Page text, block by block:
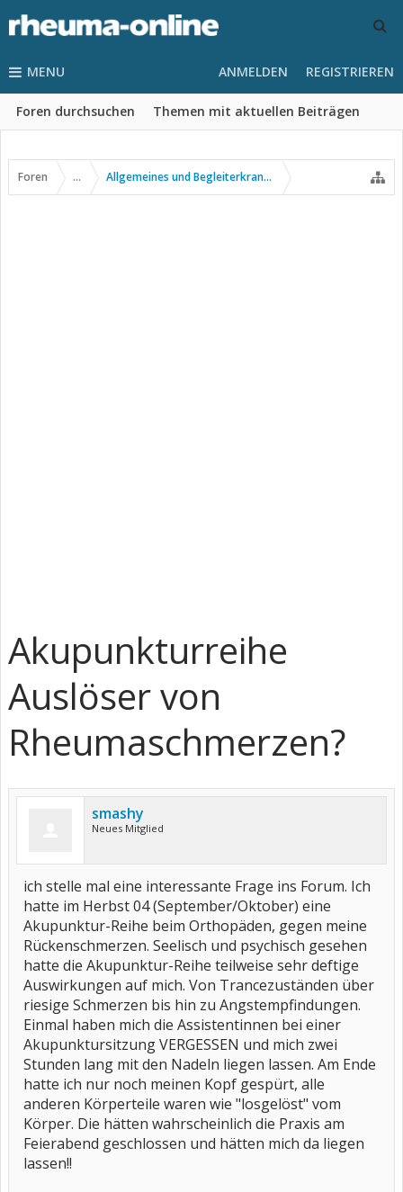
MENU
Foren durchsuchen Themen mit aktuellen Beiträgen
ANMELDEN REGISTRIEREN
Foren ... Allgemeines und Begleiterkrankungen
Akupunkturreihe
Auslöser von
Rheumaschmerzen?
smashy
Neues Mitglied
ich stelle mal eine interessante Frage ins Forum. Ich
hatte im Herbst 04 (September/Oktober) eine
Akupunktur-Reihe beim Orthopäden, gegen meine
Rückenschmerzen. Seelisch und psychisch gesehen
hatte die Akupunktur-Reihe teilweise sehr deftige
Auswirkungen auf mich. Von Trancezuständen über
riesige Schmerzen bis hin zu Angstempfindungen.
Einmal haben mich die Assistentinnen bei einer
Akupunktursitzung VERGESSEN und mich zwei
Stunden lang mit den Nadeln liegen lassen. Am Ende
hatte ich nur noch meinen Kopf gespürt, alle
anderen Körperteile waren wie "losgelöst" vom
Körper. Die hätten wahrscheinlich die Praxis am
Feierabend geschlossen und hätten mich da liegen
lassen!!